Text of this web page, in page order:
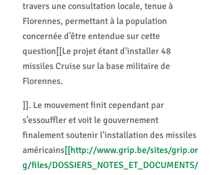
travers une consultation locale, tenue à
Florennes, permettant à la population
concernée d’être entendue sur cette
question[[Le projet étant d’installer 48
missiles Cruise sur la base militaire de
Florennes.
]]. Le mouvement finit cependant par
s’essouffler et voit le gouvernement
finalement soutenir l’installation des missiles
américains[[http://www.grip.be/sites/grip.or
g/files/DOSSIERS_NOTES_ET_DOCUMENTS/